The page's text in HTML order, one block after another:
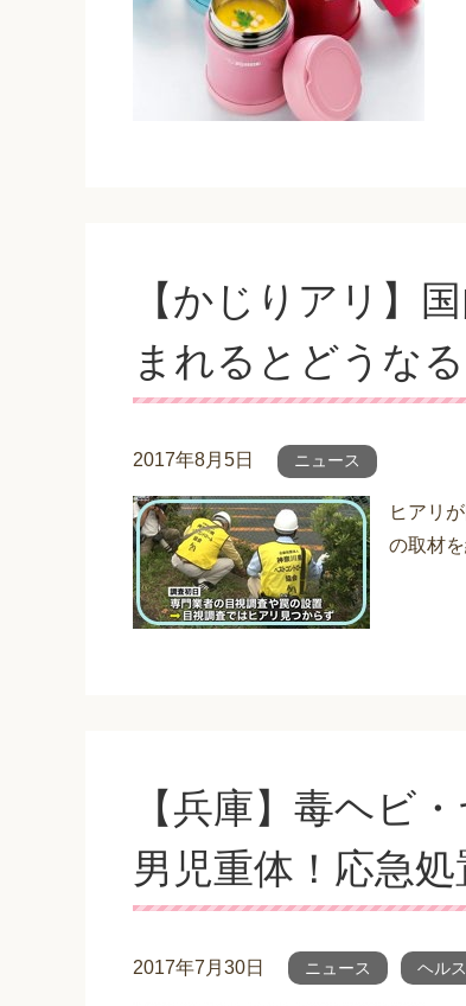
【かじりアリ】
まれるとどうなる
2017年8月5日 ニュース
ヒアリ
の取材
【兵庫】毒ヘビ
男児重体！応急処
2017年7月30日 ニュース ヘル